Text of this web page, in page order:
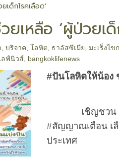
เด็กโรคเลือด’
เหลือ ‘ผู้ป่วยเด็
,บริจาค ,โลหิต ธาลัสซีเมีย มะเร็งไข
ลฟ์นิวส์ bangkoklifenews
#ปันโลหิตให้น้อง
เชิญชวน
#สัญญาณเตือน เลื
ประเทศ